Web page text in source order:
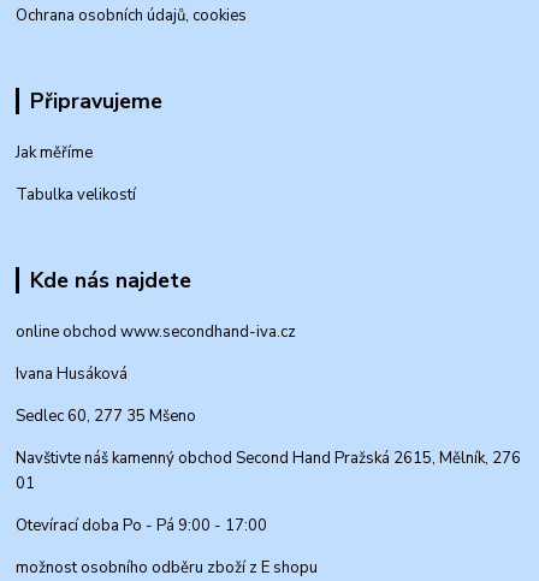
Ochrana osobních údajů, cookies
Připravujeme
Jak měříme
Tabulka velikostí
Kde nás najdete
online obchod www.secondhand-iva.cz
Ivana Husáková
Sedlec 60, 277 35 Mšeno
Navštivte náš kamenný obchod Second Hand Pražská 2615, Mělník, 276
01
Otevírací doba Po - Pá 9:00 - 17:00
možnost osobního odběru zboží z E shopu